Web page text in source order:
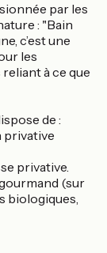
par les
: "Bain
c’est une
les
reliant à ce que
de :
privative
privative.
(sur
biologiques,